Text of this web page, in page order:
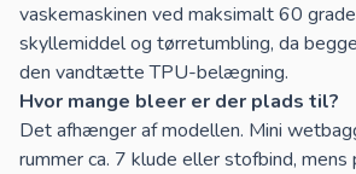
vaskemaskinen ved maksimalt 60
skyllemiddel og tørretumbling, da
den vandtætte TPU-belægning.
Hvor mange bleer er der plads til?
Det afhænger af modellen. Mini
rummer ca. 7 klude eller stofbind,